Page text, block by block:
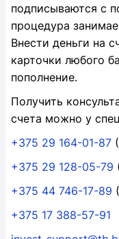
подписываются с
процедура
Внести деньги на
карточки любого
пополнение.
Получить
счета можно у
+375 29 164-01-87 (
+375 29 128-05-79
+375 44 746-17-89 (
+375 17 388-57-91